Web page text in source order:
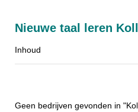
Nieuwe taal leren
Inhoud
Geen bedrijven gevonden in